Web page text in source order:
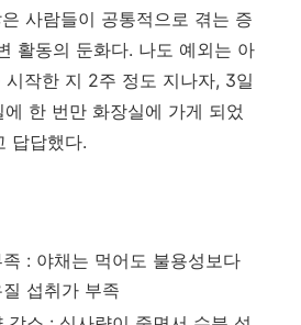
사람들이 공통적으로 겪는 증
활동의 둔화다. 나도 예외는 아
시작한 지 2주 정도 지나자, 3일
한 번만 화장실에 가게 되었
답답했다.
: 야채는 먹어도 불용성보다
섭취가 부족